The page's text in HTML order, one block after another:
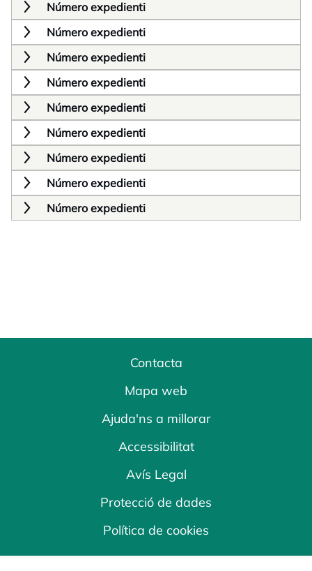
Número expedienti
Número expedienti
Número expedienti
Número expedienti
Número expedienti
Número expedienti
Número expedienti
Número expedienti
Número expedienti
Contacta
Mapa web
Ajuda'ns a millorar
Accessibilitat
Avís Legal
Protecció de dades
Política de cookies